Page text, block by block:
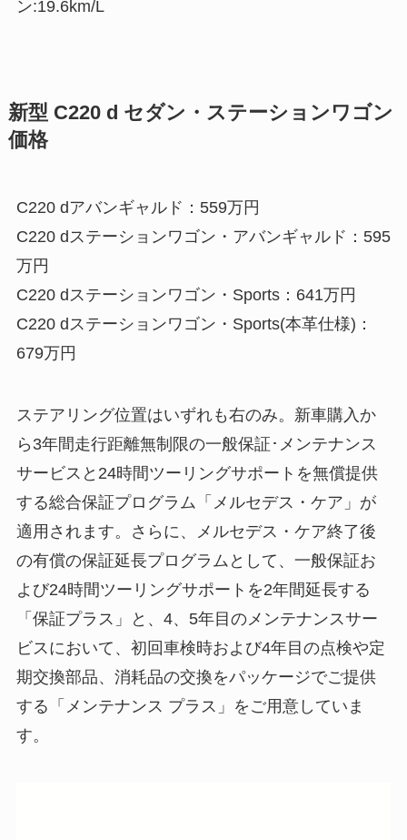
ン:19.6km/L
新型 C220 d セダン・ステーションワゴン
価格
C220 dアバンギャルド：559万円
C220 dステーションワゴン・アバンギャルド：595
万円
C220 dステーションワゴン・Sports：641万円
C220 dステーションワゴン・Sports(本革仕様)：
679万円
ステアリング位置はいずれも右のみ。新車購入か
ら3年間走行距離無制限の一般保証･メンテナンス
サービスと24時間ツーリングサポートを無償提供
する総合保証プログラム「メルセデス・ケア」が
適用されます。さらに、メルセデス・ケア終了後
の有償の保証延長プログラムとして、一般保証お
よび24時間ツーリングサポートを2年間延長する
「保証プラス」と、4、5年目のメンテナンスサー
ビスにおいて、初回車検時および4年目の点検や定
期交換部品、消耗品の交換をパッケージでご提供
する「メンテナンス プラス」をご用意していま
す。